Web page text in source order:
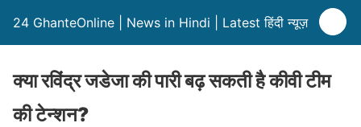
24 GhanteOnline | News in Hindi | Latest हिंदी न्यूज़
क्या रविंद्र जडेजा की पारी बढ़ सकती है कीवी टीम
की टेन्शन?